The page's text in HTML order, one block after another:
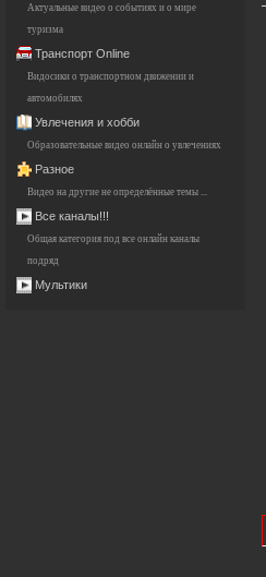
Актуальные видео о событиях и о мире
туризма
Транспорт Online
Видосики о транспортном движении и
автомобилях
Увлечения и хобби
Образовательные видео онлайн о увлечениях
Разное
Видео на другие не определённые темы ...
Все каналы!!!
Общая категория под все онлайн каналы
подряд
Мультики